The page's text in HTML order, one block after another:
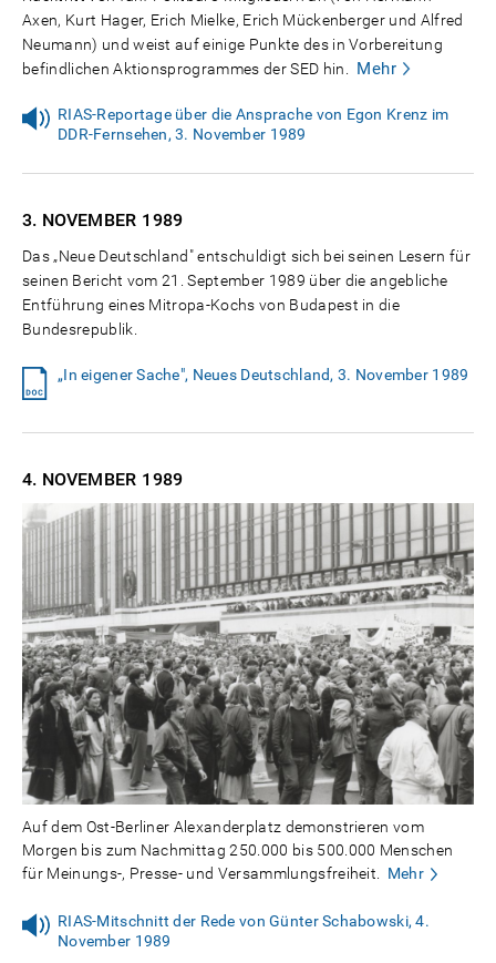
Axen, Kurt Hager, Erich Mielke, Erich Mückenberger und Alfred
Neumann) und weist auf einige Punkte des in Vorbereitung
befindlichen Aktionsprogrammes der SED hin.
Mehr
RIAS-Reportage über die Ansprache von Egon Krenz im
DDR-Fernsehen, 3. November 1989
3. NOVEMBER 1989
Das „Neue Deutschland" entschuldigt sich bei seinen Lesern für
seinen Bericht vom 21. September 1989 über die angebliche
Entführung eines Mitropa-Kochs von Budapest in die
Bundesrepublik.
„In eigener Sache", Neues Deutschland, 3. November 1989
4. NOVEMBER 1989
Auf dem Ost-Berliner Alexanderplatz demonstrieren vom
Morgen bis zum Nachmittag 250.000 bis 500.000 Menschen
für Meinungs-, Presse- und Versammlungsfreiheit. Mehr
RIAS-Mitschnitt der Rede von Günter Schabowski, 4.
November 1989